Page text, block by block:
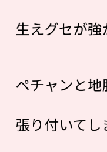
生えグセが強
ペチャンと地
張り付いてし